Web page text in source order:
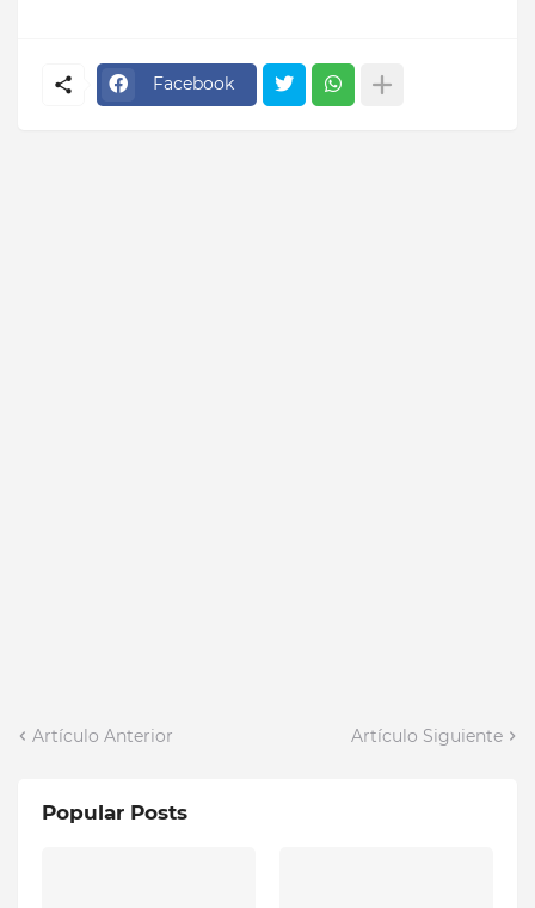
Facebook
Artículo Anterior Artículo Siguiente
Popular Posts